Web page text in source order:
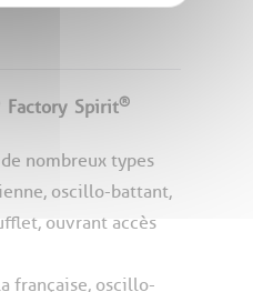
Factory Spirit®
nombreux types
oscillo-battant,
ouvrant accès
française, oscillo-